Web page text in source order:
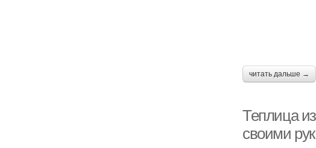
читать дальше →
Теплица
своими